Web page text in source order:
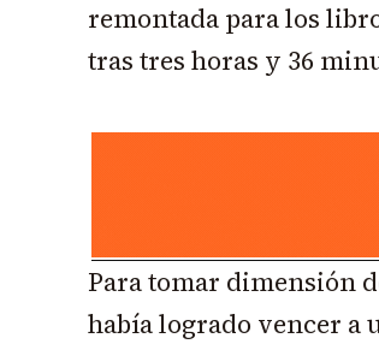
remontada para los
tras tres horas y 36
Para tomar dimensión
había logrado vencer a